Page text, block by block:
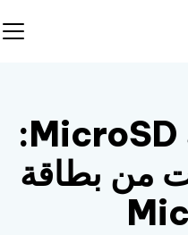
استعادة بطاقة MicroSD:
من بطاقة